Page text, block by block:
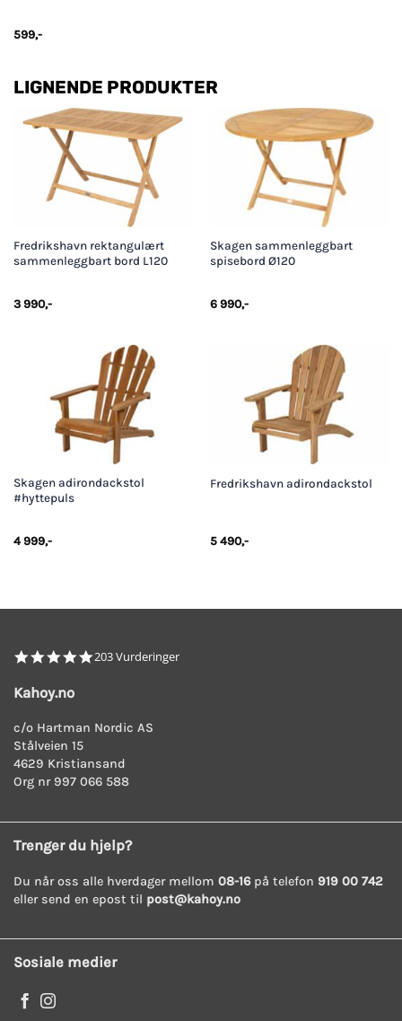
599,-
LIGNENDE PRODUKTER
Fredrikshavn rektangulært
sammenleggbart bord L120
3 990,-
Skagen sammenleggbart
spisebord Ø120
6 990,-
Skagen adirondackstol
#hyttepuls
4 999,-
Fredrikshavn adirondackstol
5 490,-
4.8
203 Vurderinger
Kahoy.no
c/o Hartman Nordic AS
Stålveien 15
4629 Kristiansand
Org nr 997 066 588
Trenger du hjelp?
Du når oss alle hverdager mellom 08-16på telefon 919 00 742
eller send en epost til post@kahoy.no
Sosiale medier